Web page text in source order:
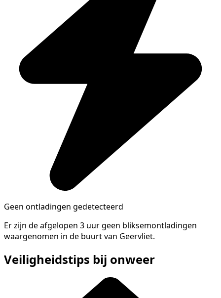
Geen ontladingen gedetecteerd
Er zijn de afgelopen 3 uur geen bliksemontladingen
waargenomen in de buurt van Geervliet.
Veiligheidstips bij onweer